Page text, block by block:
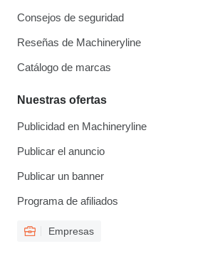
Consejos de seguridad
Reseñas de Machineryline
Catálogo de marcas
Nuestras ofertas
Publicidad en Machineryline
Publicar el anuncio
Publicar un banner
Programa de afiliados
Empresas